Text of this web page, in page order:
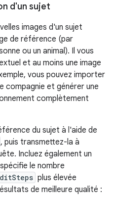
d'un sujet
images d'un sujet
de référence (par
ou un animal). Il vous
et au moins une image
vous pouvez importer
compagnie et générer une
complètement
du sujet à l'aide de
, puis transmettez-la à
Incluez également un
le nombre
plus élevée
de meilleure qualité :